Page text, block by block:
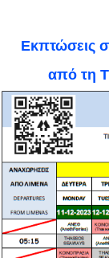
Εκπτώσεις στα εισιτήρια των φέρι έως και 60%
από τη